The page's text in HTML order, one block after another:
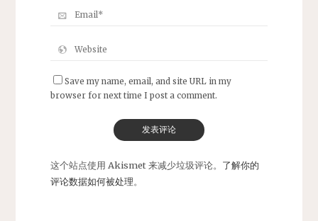
Save my name, email, and site URL in my
browser for next time I post a comment.
这个站点使用 Akismet 来减少垃圾评论。 了解你的
评论数据如何被处理。